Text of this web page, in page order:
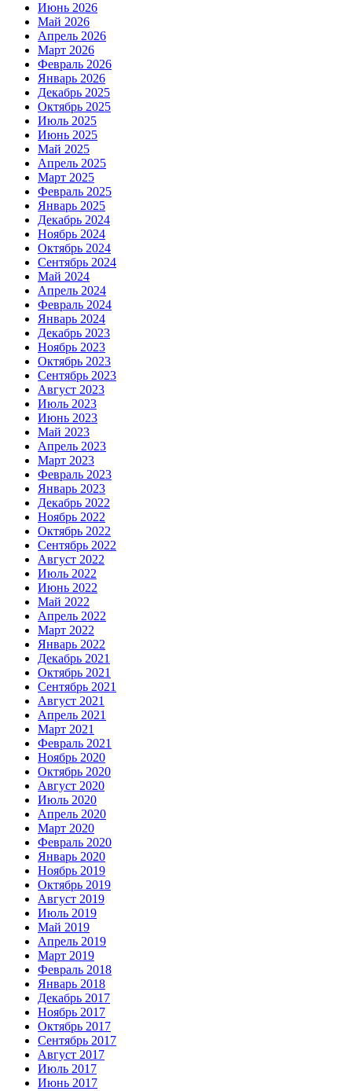
Июнь 2026
Май 2026
Апрель 2026
Март 2026
Февраль 2026
Январь 2026
Декабрь 2025
Октябрь 2025
Июль 2025
Июнь 2025
Май 2025
Апрель 2025
Март 2025
Февраль 2025
Январь 2025
Декабрь 2024
Ноябрь 2024
Октябрь 2024
Сентябрь 2024
Май 2024
Апрель 2024
Февраль 2024
Январь 2024
Декабрь 2023
Ноябрь 2023
Октябрь 2023
Сентябрь 2023
Август 2023
Июль 2023
Июнь 2023
Май 2023
Апрель 2023
Март 2023
Февраль 2023
Январь 2023
Декабрь 2022
Ноябрь 2022
Октябрь 2022
Сентябрь 2022
Август 2022
Июль 2022
Июнь 2022
Май 2022
Апрель 2022
Март 2022
Январь 2022
Декабрь 2021
Октябрь 2021
Сентябрь 2021
Август 2021
Апрель 2021
Март 2021
Февраль 2021
Ноябрь 2020
Октябрь 2020
Август 2020
Июль 2020
Апрель 2020
Март 2020
Февраль 2020
Январь 2020
Ноябрь 2019
Октябрь 2019
Август 2019
Июль 2019
Май 2019
Апрель 2019
Март 2019
Февраль 2018
Январь 2018
Декабрь 2017
Ноябрь 2017
Октябрь 2017
Сентябрь 2017
Август 2017
Июль 2017
Июнь 2017